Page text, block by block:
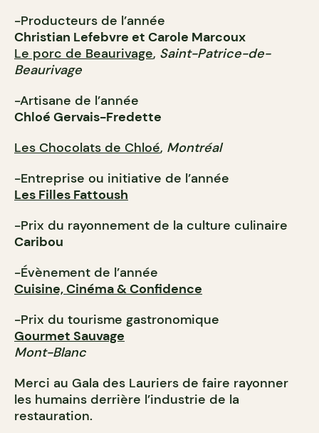
-Producteurs de l’année
Christian Lefebvre et Carole Marcoux
Le porc de Beaurivage, Saint-Patrice-de-
Beaurivage
-Artisane de l’année
Chloé Gervais-Fredette
Les Chocolats de Chloé, Montréal
-Entreprise ou initiative de l’année
Les Filles Fattoush
-Prix du rayonnement de la culture culinaire
Caribou
-Évènement de l’année
Cuisine, Cinéma & Confidence
-Prix du tourisme gastronomique
Gourmet Sauvage
Mont-Blanc
Merci au Gala des Lauriers de faire rayonner
les humains derrière l’industrie de la
restauration.